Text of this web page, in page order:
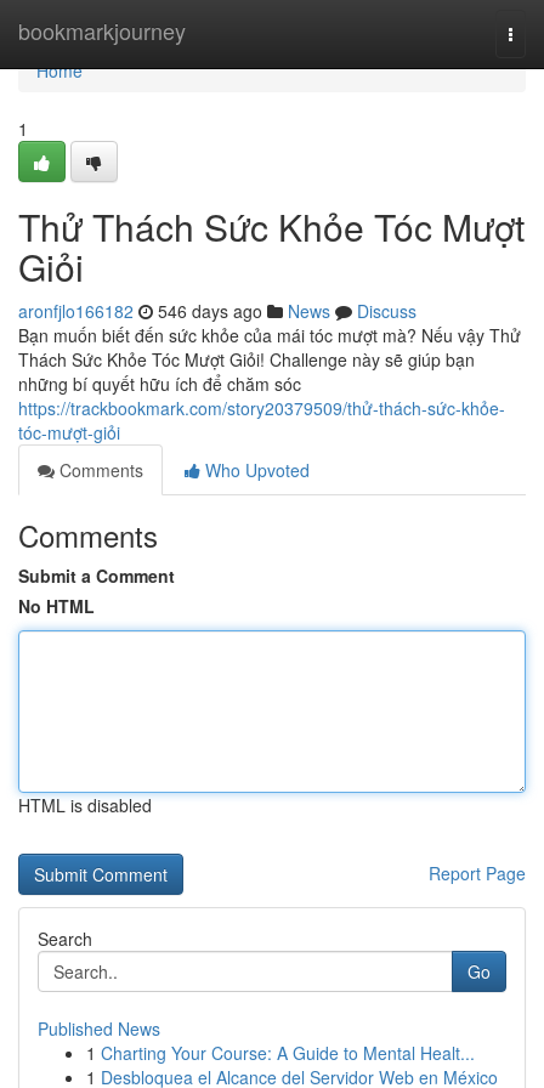
bookmarkjourney
Home
Home
1
Thử Thách Sức Khỏe Tóc Mượt
Giỏi
aronfjlo166182 546 days ago News
Discuss
Bạn muốn biết đến sức khỏe của mái tóc mượt mà? Nếu vậy Thử
Thách Sức Khỏe Tóc Mượt Giỏi! Challenge này sẽ giúp bạn
những bí quyết hữu ích để chăm sóc
https://trackbookmark.com/story20379509/thử-thách-sức-khỏe-
tóc-mượt-giỏi
Comments
Who Upvoted
Comments
Submit a Comment
No HTML
HTML is disabled
Report Page
Search
Go
Published News
1 Charting Your Course: A Guide to Mental Healt...
1 Desbloquea el Alcance del Servidor Web en México